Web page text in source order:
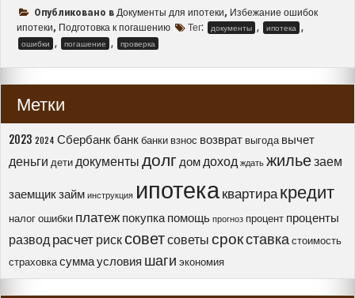
документов
для
успешного
подготовиться
и
ошибок”
Опубликовано в Документы для ипотеки, Избежание ошибок
ипотеки, Подготовка к погашению Тег: документы , ипотека ,
ошибки , погашение , проверка
Метки
2023 2024 Сбербанкбанкбанки взнос возврат выгода вычет
деньги детидокументы долг домдоход ждать жильезаем
заемщикзайм инструкция ипотекаквартиракредит
налогошибки платеж покупка помощь прогноз процент проценты
развод расчет рисксоветсоветы срокставка стоимость
страховкасуммаусловия шаги экономия